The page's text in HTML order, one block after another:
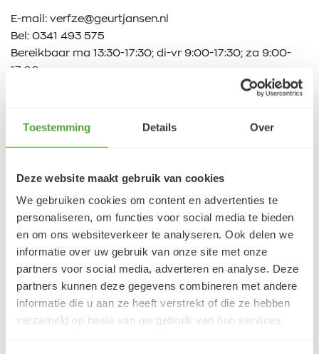
Toestemming Details Over
Deze website maakt gebruik van cookies
We gebruiken cookies om content en advertenties te
personaliseren, om functies voor social media te bieden
en om ons websiteverkeer te analyseren. Ook delen we
informatie over uw gebruik van onze site met onze
partners voor social media, adverteren en analyse. Deze
partners kunnen deze gegevens combineren met andere
informatie die u aan ze heeft verstrekt of die ze hebben
verzameld op basis van uw gebruik van hun services.
E-mail: verfze@geurtjansen.nl
Bel: 0341 493 575
Bereikbaar ma 13:30-17:30; di-vr 9:00-17:30; za 9:00-
17:00u
Klantbeoordelingen
5/5
Danielle ROCH
5 augustus 2026
Je cherche un magasin pour mes peintureet
j'ai trouvé très contente du résultat
LEES MEER